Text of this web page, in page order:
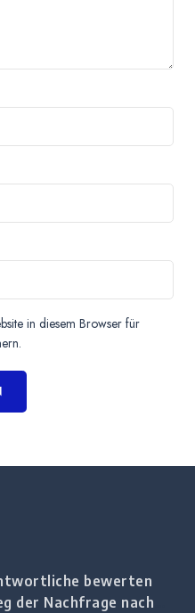
in diesem Browser für
bewerten
der Nachfrage nach